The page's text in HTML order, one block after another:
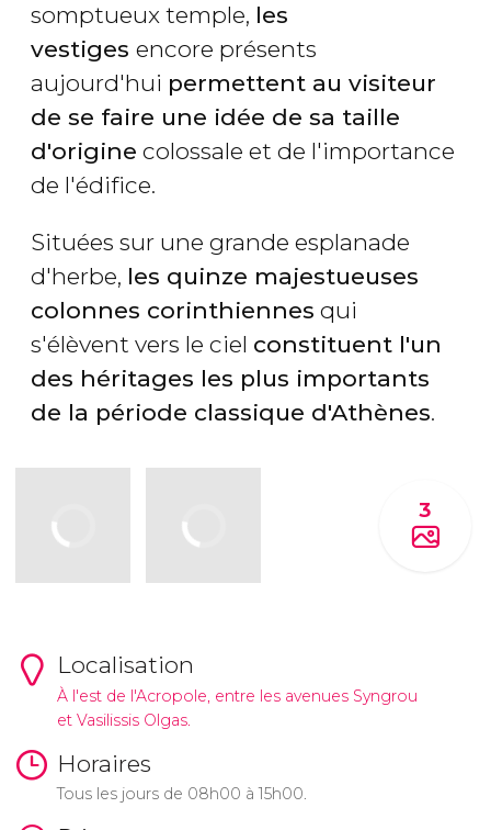
somptueux temple, les
vestiges encore présents
aujourd'hui permettent au visiteur
de se faire une idée de sa taille
d'origine colossale et de l'importance
de l'édifice.
Situées sur une grande esplanade
d'herbe, les quinze majestueuses
colonnes corinthiennes qui
s'élèvent vers le ciel constituent l'un
des héritages les plus importants
de la période classique d'Athènes.
3
Localisation
À l'est de l'Acropole, entre les avenues Syngrou
et Vasilissis Olgas.
Horaires
Tous les jours de 08h00 à 15h00.